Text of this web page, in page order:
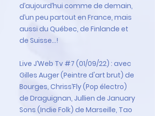
d’aujourd’hui comme de demain,
d’un peu partout en France, mais
aussi du Québec, de Finlande et
de Suisse…!
Live J’Web Tv #7 (01/09/22) : avec
Gilles Auger (Peintre d'art brut) de
Bourges, Chriss’Fly(Pop électro)
de Draguignan, Jullien de January
Sons (Indie Folk) de Marseille, Tao